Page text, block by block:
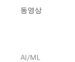
동영상
AI/ML